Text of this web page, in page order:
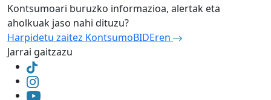
Kontsumoari buruzko informazioa, alertak eta
aholkuak jaso nahi dituzu?
Harpidetu zaitez KontsumoBIDEren
Jarrai gaitzazu